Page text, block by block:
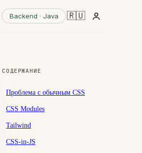
Backend · Java 🇷🇺
СОДЕРЖАНИЕ
Проблема с обычным CSS
CSS Modules
Tailwind
CSS-in-JS